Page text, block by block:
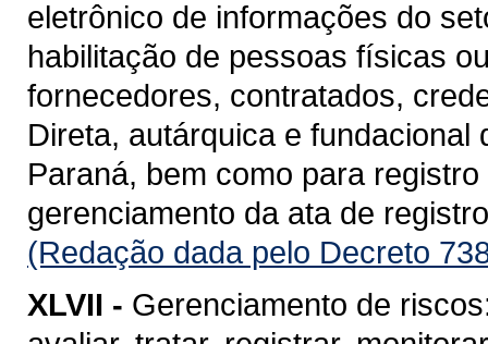
eletrônico de informações do
habilitação de pessoas físicas
fornecedores, contratados,
Direta, autárquica e
Paraná, bem como para
gerenciamento da ata de
(Redação dada pelo Decreto
XLVII - Gerenciamento de